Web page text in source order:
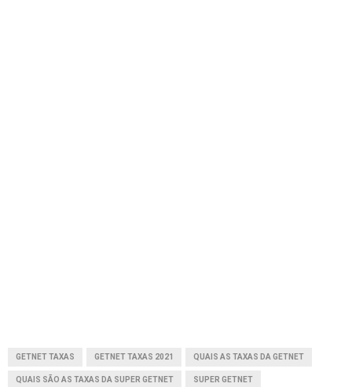
GETNET TAXAS GETNET TAXAS 2021 QUAIS AS TAXAS DA GETNET
QUAIS SÃO AS TAXAS DA SUPER GETNET SUPER GETNET